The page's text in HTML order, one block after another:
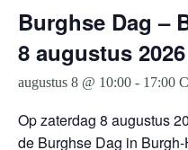
Burghse Dag –
8 augustus 2026
augustus 8 @ 10:00 - 17:00
Op zaterdag 8 augustus
de Burghse Dag in